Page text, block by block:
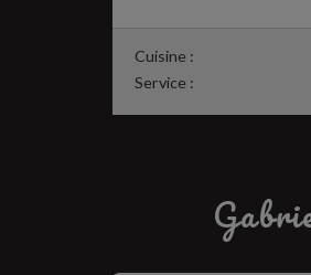
Cuisine :
Service :